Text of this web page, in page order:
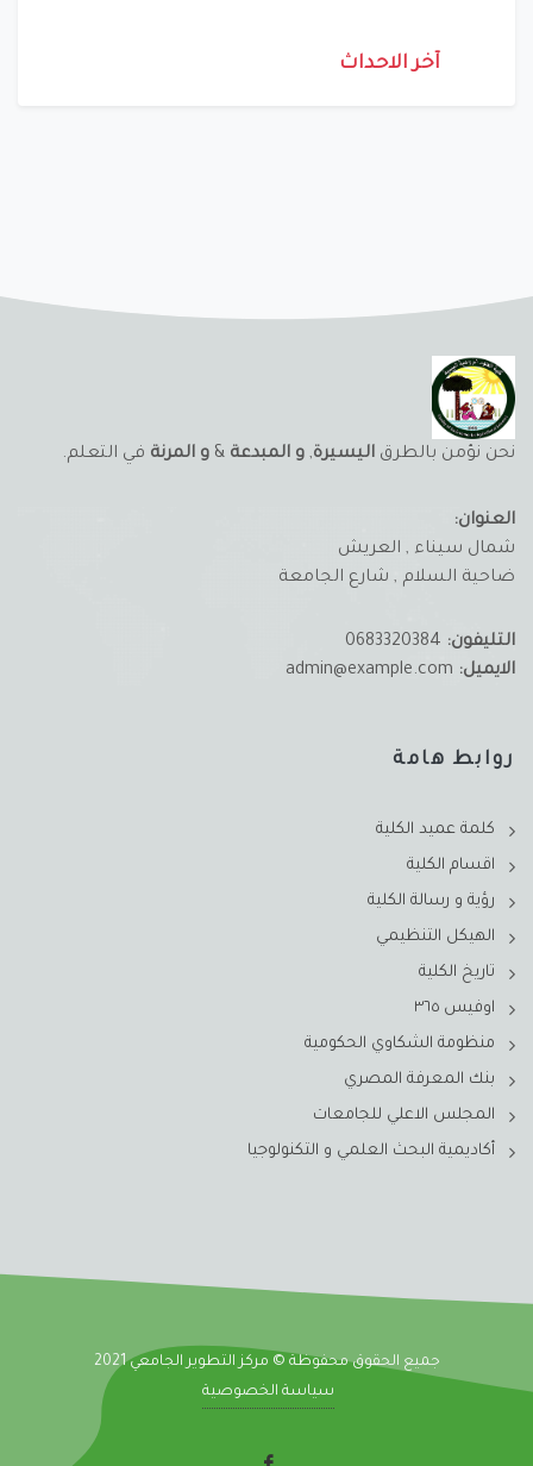
آخر الاحداث
نحن نؤمن بالطرق اليسيرة, و المبدعة & و المرنة في التعلم.
العنوان:
شمال سيناء , العريش
ضاحية السلام , شارع الجامعة
التليفون:
الايميل:
روابط هامة
كلمة عميد الكلية
اقسام الكلية
رؤية و رسالة الكلية
الهيكل التنظيمي
تاريخ الكلية
اوفيس ٣٦٥
منظومة الشكاوي الحكومية
بنك المعرفة المصري
المجلس الاعلي للجامعات
أكاديمية البحث العلمي و التكنولوجيا
جميع الحقوق محفوظة © مركز التطوير الجامعي 2021
سياسة الخصوصية